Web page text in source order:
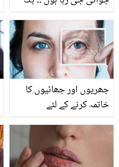
ویر مہرا نے 2 شادیاں ٹوٹنے
کے بعد تیسری شادی پر کیا
کہا؟
جھریوں اور جھائیوں کا
خاتمہ کرنے کے لئے
چند ٹپس آزمائیں اور
صحت مند و جوان جِلد